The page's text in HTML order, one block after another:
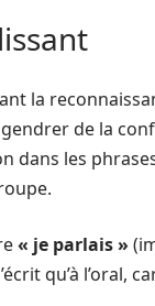
la
de la
dans les
« je parlais »
qu’à l’oral,